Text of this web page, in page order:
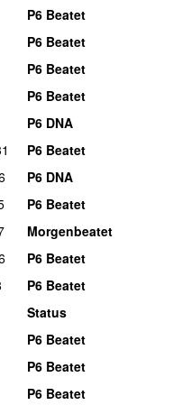
P6 Beatet
P6 Beatet
P6 Beatet
P6 Beatet
P6 DNA
P6 Beatet
P6 DNA
P6 Beatet
Morgenbeatet
P6 Beatet
P6 Beatet
Status
P6 Beatet
P6 Beatet
P6 Beatet